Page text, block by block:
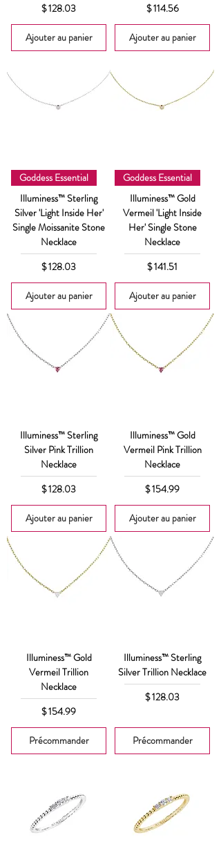
Prix
$ 128.03
Ajouter au panier
Prix
$ 114.56
Ajouter au panier
Goddess Essential
Illuminess™ Sterling
Silver 'Light Inside Her'
Single Moissanite Stone
Necklace
Prix
$ 128.03
Ajouter au panier
Goddess Essential
Illuminess™ Gold
Vermeil 'Light Inside
Her' Single Stone
Necklace
Prix
$ 141.51
Ajouter au panier
Illuminess™ Sterling
Silver Pink Trillion
Necklace
Prix
$ 128.03
Ajouter au panier
Illuminess™ Gold
Vermeil Pink Trillion
Necklace
Prix
$ 154.99
Ajouter au panier
Illuminess™ Gold
Vermeil Trillion
Necklace
Prix
$ 154.99
Précommander
Illuminess™ Sterling
Silver Trillion Necklace
Prix
$ 128.03
Précommander